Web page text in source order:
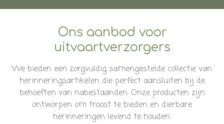
Ons aanbod voor
uitvaartverzorgers
We bieden een zorgvuldig samengestelde collectie van
herinneringsartikelen die perfect aansluiten bij de
behoeften van nabestaanden. Onze producten zijn
ontworpen om troost te bieden en dierbare
herinneringen levend te houden.